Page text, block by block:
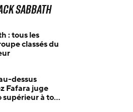
Sabbath
: tous les
classés du
dessus
Fafara juge
à tous